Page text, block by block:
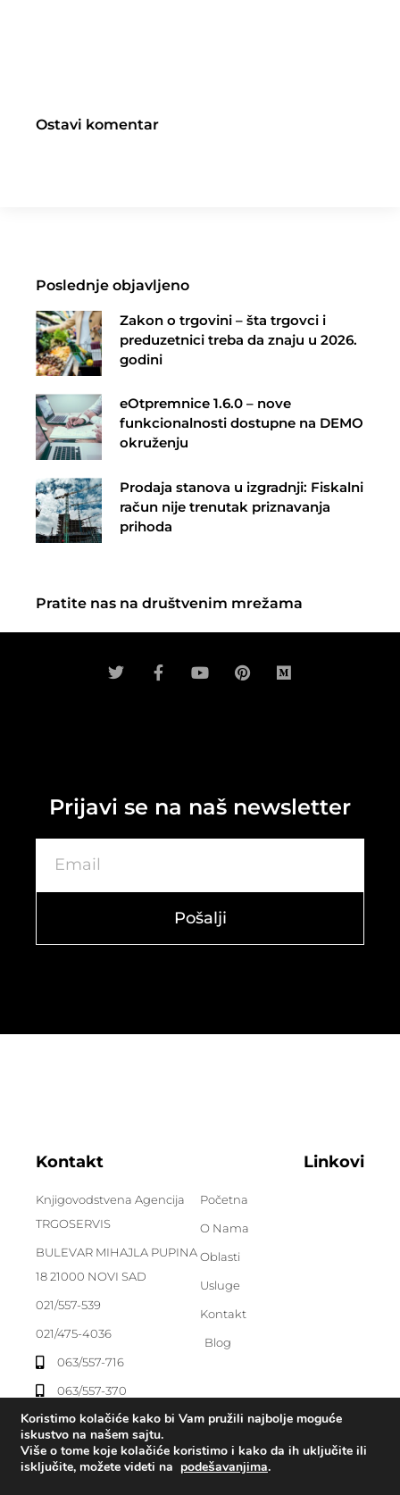
Ostavi komentar
Poslednje objavljeno
Zakon o trgovini – šta trgovci i
preduzetnici treba da znaju u 2026.
godini
eOtpremnice 1.6.0 – nove
funkcionalnosti dostupne na DEMO
okruženju
Prodaja stanova u izgradnji: Fiskalni
račun nije trenutak priznavanja
prihoda
Pratite nas na društvenim mrežama
Prijavi se na naš newsletter
Pošalji
Kontakt
Knjigovodstvena Agencija
TRGOSERVIS
BULEVAR MIHAJLA PUPINA
18 21000 NOVI SAD
021/557-539
021/475-4036
063/557-716
063/557-370
Linkovi
Početna
O Nama
Oblasti
Usluge
Kontakt
Blog
© 2021 All rights reserved
Koristimo kolačiće kako bi Vam pružili najbolje moguće
iskustvo na našem sajtu.
Više o tome koje kolačiće koristimo i kako da ih uključite ili
isključite, možete videti na podešavanjima.